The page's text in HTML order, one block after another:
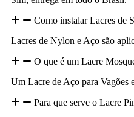
Como instalar Lacres de
Lacres de Nylon e Aço são
O que é um Lacre
Um Lacre de Aço para Vagões
Para que serve o Lacre